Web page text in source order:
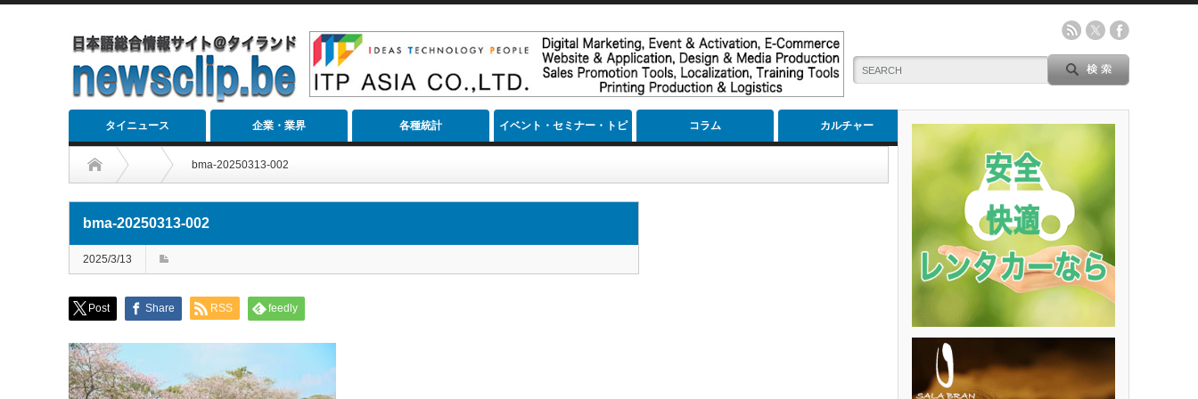
タイニュース 企業・業界 各種統計 イベント・セミナー・トピ コラム カルチャー
bma-20250313-002
bma-20250313-002
2025/3/13
Post Share RSS feedly